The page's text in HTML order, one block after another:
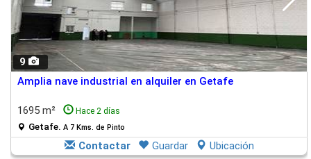
9
Amplia nave industrial en alquiler en Getafe
1695 m² Hace 2 días
Getafe. A 7 Kms. de Pinto
Contactar Guardar Ubicación